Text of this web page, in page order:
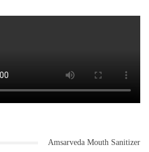
Amsarveda Mouth Sanitizer